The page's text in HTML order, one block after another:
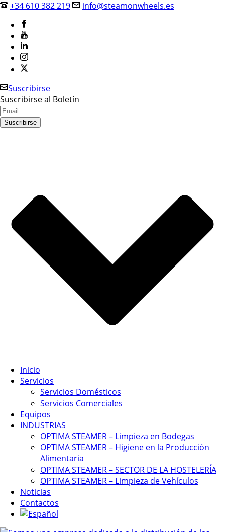
+34 610 382 219 info@steamonwheels.es
Suscribirse
Suscribirse al Boletín
Inicio
Servicios
Servicios Domésticos
Servicios Comerciales
Equipos
INDUSTRIAS
OPTIMA STEAMER – Limpieza en Bodegas
OPTIMA STEAMER – Higiene en la Producción
Alimentaria
OPTIMA STEAMER – SECTOR DE LA HOSTELERÍA
OPTIMA STEAMER – Limpieza de Vehículos
Noticias
Contactos